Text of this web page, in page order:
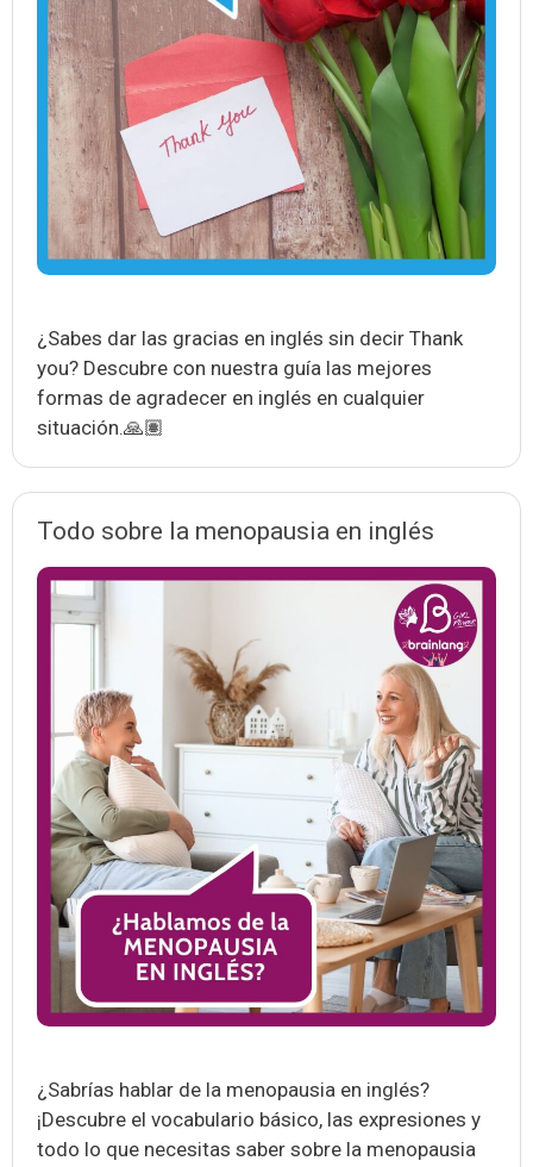
¿Sabes dar las gracias en inglés sin decir Thank
you? Descubre con nuestra guía las mejores
formas de agradecer en inglés en cualquier
situación.🙏🏽
Todo sobre la menopausia en inglés
¿Sabrías hablar de la menopausia en inglés?
¡Descubre el vocabulario básico, las expresiones y
todo lo que necesitas saber sobre la menopausia